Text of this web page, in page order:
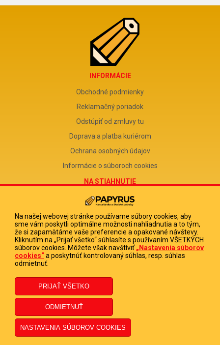
INFORMÁCIE
Obchodné podmienky
Reklamačný poriadok
Odstúpiť od zmluvy tu
Doprava a platba kuriérom
Ochrana osobných údajov
Informácie o súboroch cookies
NA STIAHNUTIE
Reklamačný formulár
Odstúpenie od zmluvy
Poučenie o odstúpení od zmluvy
FIRMA
PAPYRUS POPRAD, s.r.o.
DIČ 2020513880
IČ DPH SK2020513880
© 2023 PAPYRUS POPRAD s.r.o., Všetky práva vyhradené.
Na našej webovej stránke používame súbory cookies, aby
sme vám poskytli optimálne možnosti nahliadnutia a to tým,
že si zapamätáme vaše preferencie a opakované návštevy.
Kliknutím na „Prijať všetko“ súhlasíte s používaním VŠETKÝCH
súborov cookies. Môžete však navštíviť „Nastavenia súborov
cookies“a poskytnúť kontrolovaný súhlas, resp. súhlas
odmietnuť.